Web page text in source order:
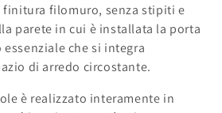
finitura filomuro, senza stipiti e
parete in cui è installata la porta
che si integra
di arredo circostante.
è realizzato interamente in